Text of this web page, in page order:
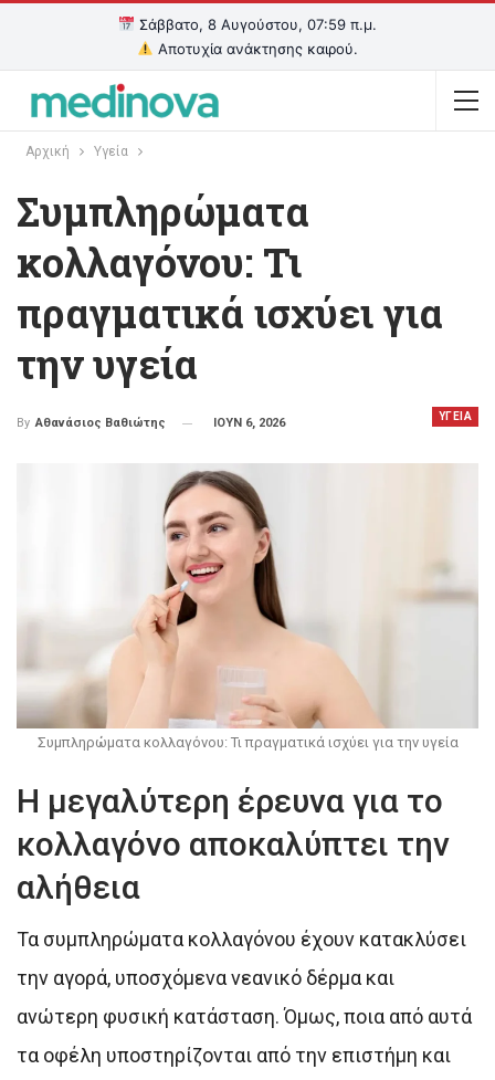
Σάββατο, 8 Αυγούστου, 07:59 π.μ.
Αποτυχία ανάκτησης καιρού.
Αρχική Υγεία
Συμπληρώματα
κολλαγόνου: Τι
πραγματικά ισχύει για
την υγεία
ΥΓΕΙΑ
By Αθανάσιος Βαθιώτης ΙΟΥΝ 6, 2026
Συμπληρώματα κολλαγόνου: Τι πραγματικά ισχύει για την υγεία
Η μεγαλύτερη έρευνα για το
κολλαγόνο αποκαλύπτει την
αλήθεια
Τα συμπληρώματα κολλαγόνου έχουν κατακλύσει
την αγορά, υποσχόμενα νεανικό δέρμα και
ανώτερη φυσική κατάσταση. Όμως, ποια από αυτά
τα οφέλη υποστηρίζονται από την επιστήμη και